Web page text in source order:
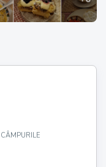
CÂMPURILE